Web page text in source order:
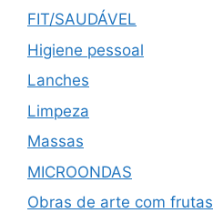
FIT/SAUDÁVEL
Higiene pessoal
Lanches
Limpeza
Massas
MICROONDAS
Obras de arte com frutas